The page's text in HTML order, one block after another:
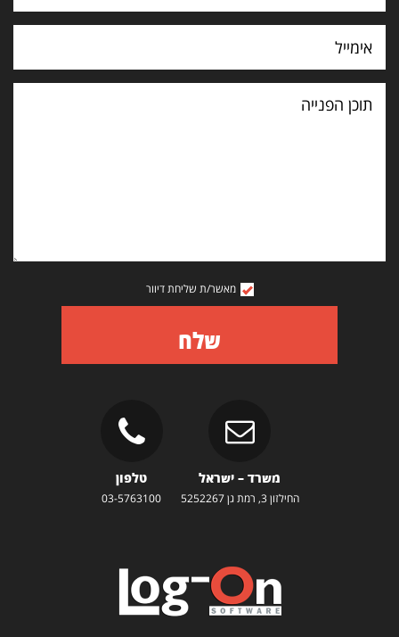
תוכן
הפנייה
מאשר/ת שליחת דיוור
שלח
משרד – ישראל
החילזון 3, רמת גן 5252267
טלפון
03-5763100